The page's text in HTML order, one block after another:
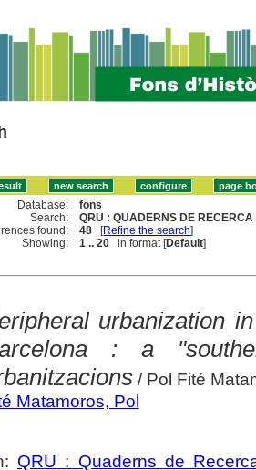
Database:
fons
Search:
QRU : QUADERNS DE
found:
48 [Refine the search]
Showing:
1 .. 20 in format [Default]
urbanization
: a
/ Pol Fité
Matamoros, Pol
QRU : Quaderns de